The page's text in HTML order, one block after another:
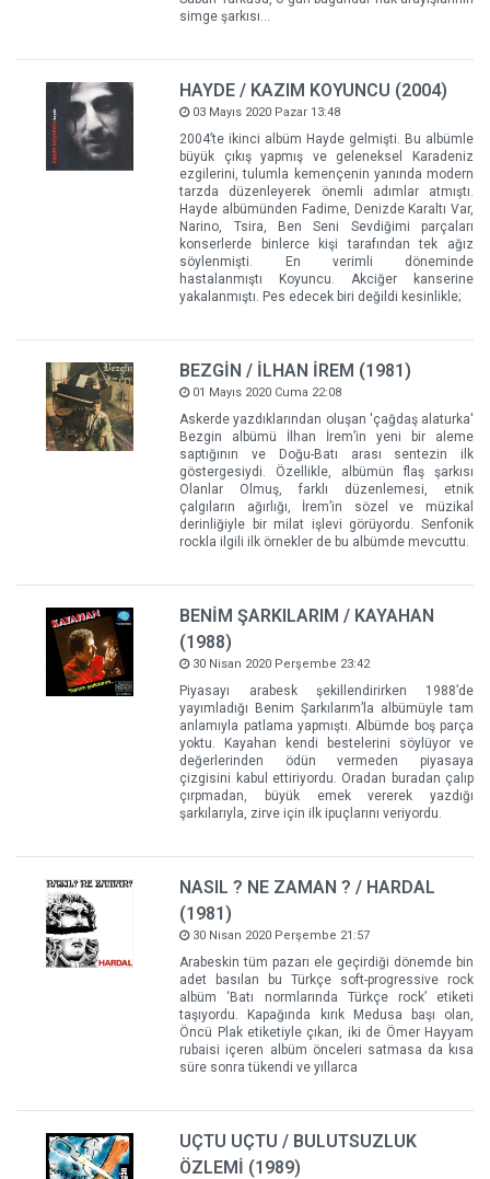
simge şarkısı...
HAYDE / KAZIM KOYUNCU (2004)
03 Mayıs 2020 Pazar 13:48
2004’te ikinci albüm Hayde gelmişti. Bu albümle
büyük çıkış yapmış ve geleneksel Karadeniz
ezgilerini, tulumla kemençenin yanında modern
tarzda düzenleyerek önemli adımlar atmıştı.
Hayde albümünden Fadime, Denizde Karaltı Var,
Narino, Tsira, Ben Seni Sevdiğimi parçaları
konserlerde binlerce kişi tarafından tek ağız
söylenmişti. En verimli döneminde
hastalanmıştı Koyuncu. Akciğer kanserine
yakalanmıştı. Pes edecek biri değildi kesinlikle;
BEZGİN / İLHAN İREM (1981)
01 Mayıs 2020 Cuma 22:08
Askerde yazdıklarından oluşan 'çağdaş alaturka'
Bezgin albümü İlhan İrem’in yeni bir aleme
saptığının ve Doğu-Batı arası sentezin ilk
göstergesiydi. Özellikle, albümün flaş şarkısı
Olanlar Olmuş, farklı düzenlemesi, etnik
çalgıların ağırlığı, İrem’in sözel ve müzikal
derinliğiyle bir milat işlevi görüyordu. Senfonik
rockla ilgili ilk örnekler de bu albümde mevcuttu.
BENİM ŞARKILARIM / KAYAHAN
(1988)
30 Nisan 2020 Perşembe 23:42
Piyasayı arabesk şekillendirirken 1988’de
yayımladığı Benim Şarkılarım’la albümüyle tam
anlamıyla patlama yapmıştı. Albümde boş parça
yoktu. Kayahan kendi bestelerini söylüyor ve
değerlerinden ödün vermeden piyasaya
çizgisini kabul ettiriyordu. Oradan buradan çalıp
çırpmadan, büyük emek vererek yazdığı
şarkılarıyla, zirve için ilk ipuçlarını veriyordu.
NASIL ? NE ZAMAN ? / HARDAL
(1981)
30 Nisan 2020 Perşembe 21:57
Arabeskin tüm pazarı ele geçirdiği dönemde bin
adet basılan bu Türkçe soft-progressive rock
albüm ‘Batı normlarında Türkçe rock’ etiketi
taşıyordu. Kapağında kırık Medusa başı olan,
Öncü Plak etiketiyle çıkan, iki de Ömer Hayyam
rubaisi içeren albüm önceleri satmasa da kısa
süre sonra tükendi ve yıllarca
UÇTU UÇTU / BULUTSUZLUK
ÖZLEMİ (1989)